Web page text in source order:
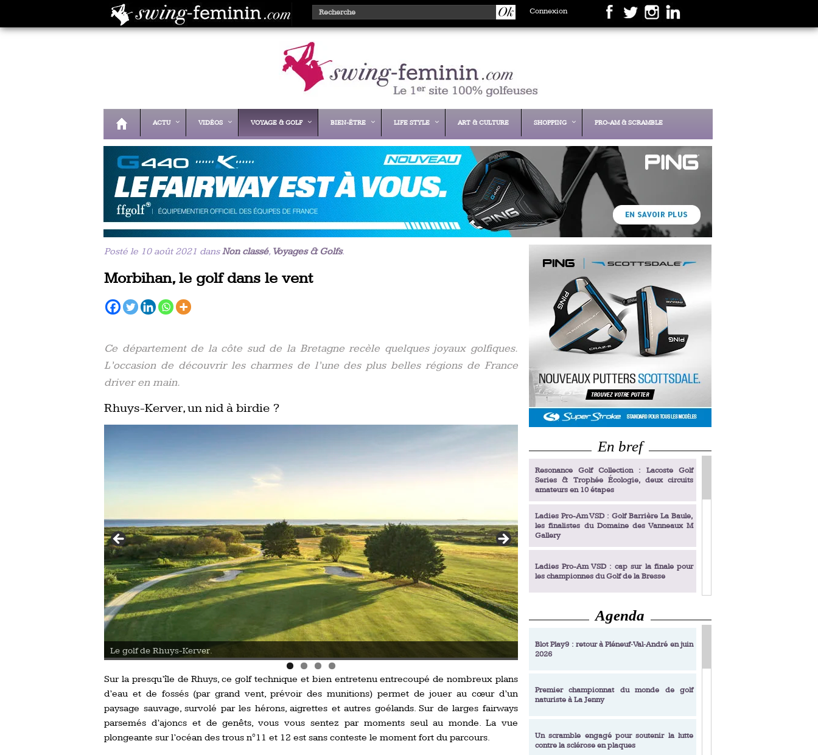
Connexion
ACTU VIDÉOS VOYAGE & GOLF BIEN-ÊTRE LIFE STYLE ART & CULTURE SHOPPING PRO-AM & SCRAMBLE
Posté le 10 août 2021 dansNon classé, Voyages & Golfs.
Morbihan, le golf dans le vent
Ce département de la côte sud de la Bretagne recèle quelques joyaux golfiques.
L’occasion de découvrir les charmes de l’une des plus belles régions de France
driver en main.
Rhuys-Kerver, un nid à birdie ?
Sur la presqu’île de Rhuys, ce golf technique et bien entretenu entrecoupé de nombreux plans
d’eau et de fossés (par grand vent, prévoir des munitions) permet de jouer au cœur d’un
paysage sauvage, survolé par les hérons, aigrettes et autres goélands. Sur de larges fairways
parsemés d’ajoncs et de genêts, vous vous sentez par moments seul au monde. La vue
plongeante sur l’océan des trous n°11 et 12 est sans conteste le moment fort du parcours.
En bref
Resonance Golf Collection : Lacoste Golf
Series & Trophée Écologie, deux circuits
amateurs en 10 étapes
Ladies Pro-Am VSD : Golf Barrière La Baule,
les finalistes du Domaine des Vanneaux M
Gallery
Ladies Pro-Am VSD : cap sur la finale pour
les championnes du Golf de la Bresse
Ladies Pro-Am VSD : Golf du Prieuré, elles
décrochent leur billet pour la finale
Enfin un livre de golf pensé pour les femmes
Ladies Pro-Am VSD : les premières
Académie Golf Barrière Julien Xanthopoulos,
Agenda
Blot Play9 : retour à Pléneuf‑Val‑André en juin
2026
Premier championnat du monde de golf
naturiste à La Jenny
Un scramble engagé pour soutenir la lutte
contre la sclérose en plaques